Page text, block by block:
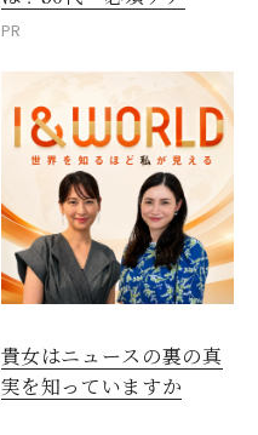
PR
貴女はニュースの裏の真
実を知っていますか